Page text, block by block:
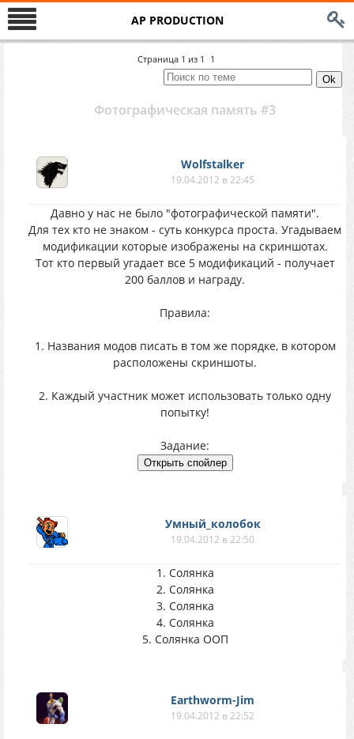
AP PRODUCTION
Страница 1 из 1 1
Фотографическая память #3
Wolfstalker
19.04.2012 в 22:45
Давно у нас не было "фотографической памяти".
Для тех кто не знаком - суть конкурса проста. Угадываем
модификации которые изображены на скриншотах.
Тот кто первый угадает все 5 модификаций - получает
200 баллов и награду.
Правила:
1. Названия модов писать в том же порядке, в котором
расположены скриншоты.
2. Каждый участник может использовать только одну
попытку!
Задание:
Умный_колобок
19.04.2012 в 22:50
1. Солянка
2. Солянка
3. Солянка
4. Солянка
5. Солянка ООП
Earthworm-Jim
19.04.2012 в 22:52